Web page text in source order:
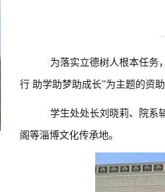
为落实立德树人根本任务
行 助学助梦助成长”为主题的资助
学生处处长刘晓莉、院系
阁等淄博文化传承地。